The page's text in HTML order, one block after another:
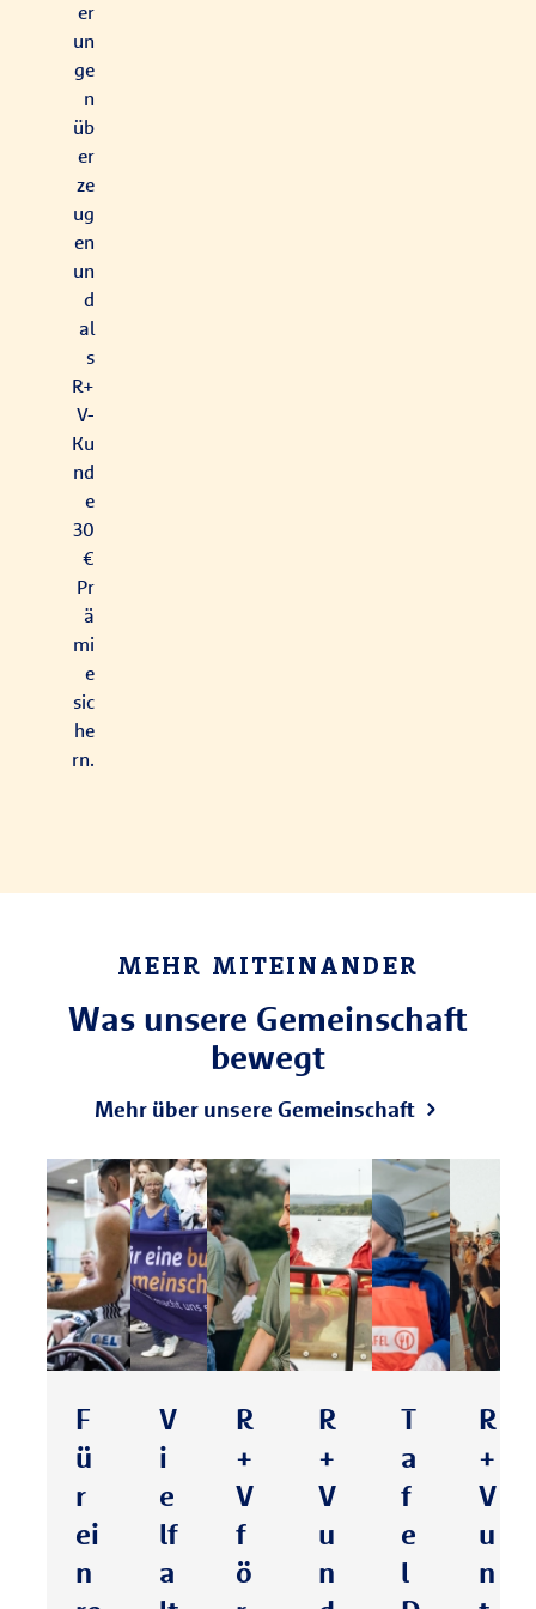
er
un
ge
n
üb
er
ze
ug
en
un
d
al
s
R+
V-
Ku
nd
e
30
€
Pr
ä
mi
e
sic
he
rn.
MEHR MITEINANDER
Was unsere Gemeinschaft
bewegt
Mehr über unsere Gemeinschaft
F
ü
r
ei
n
V
i
e
lf
a
R
+
V
f
ö
R
+
V
u
n
T
a
f
e
l
R
+
V
u
n